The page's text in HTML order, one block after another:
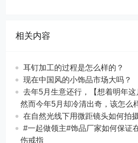
相关内容
耳钉加工的过程是怎么样的？
现在中国风的小饰品市场大吗？
去年5月生意还行，【想着明年这
然而今年5月却冷清出奇，该怎么
在自然光线下用微距镜头如何拍
#一起做领主#饰品厂家如何保证
伤戒指